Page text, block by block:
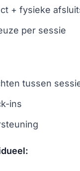
+ fysieke
per sessie
tussen
ins